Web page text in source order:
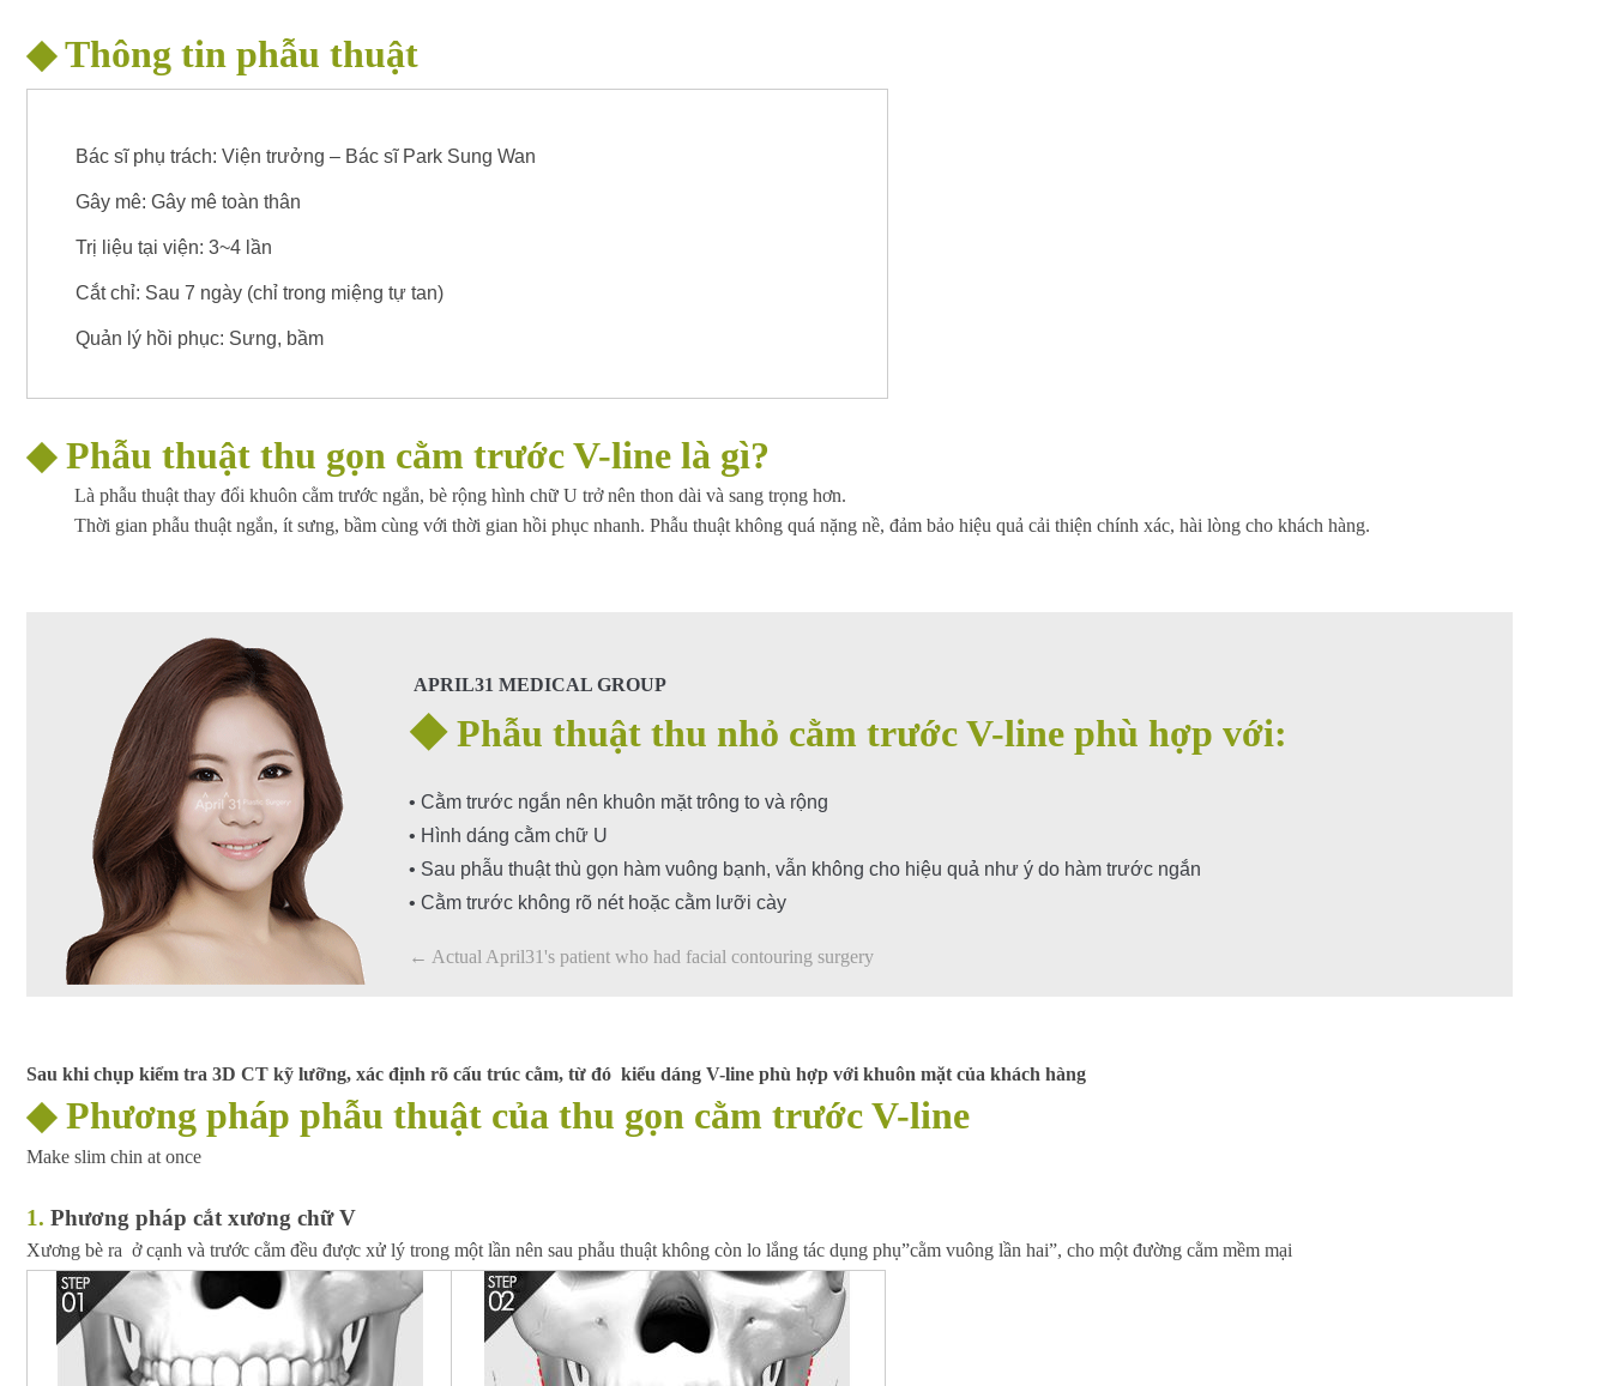
◆ Thông tin phẫu thuật
Bác sĩ phụ trách: Viện trưởng – Bác sĩ Park Sung Wan
Gây mê: Gây mê toàn thân
Trị liệu tại viện: 3~4 lần
Cắt chỉ: Sau 7 ngày (chỉ trong miệng tự tan)
Quản lý hồi phục: Sưng, bầm
◆Phẫu thuật thu gọn cằm trước V-line là gì?
Là phẫu thuật thay đổi khuôn cằm trước ngắn, bè rộng hình chữ U trở nên thon dài và sang trọng hơn.
Thời gian phẫu thuật ngắn, ít sưng, bầm cùng với thời gian hồi phục nhanh. Phẫu thuật không quá nặng nề, đảm bảo hiệu quả cải thiện chính xác, hài lòng cho khách hàng.
APRIL31 MEDICAL GROUP
◆Phẫu thuật thu nhỏ cằm trước V-line phù hợp với:
• Cằm trước ngắn nên khuôn mặt trông to và rộng
• Hình dáng cằm chữ U
• Sau phẫu thuật thù gọn hàm vuông bạnh, vẫn không cho hiệu quả như ý do hàm trước ngắn
• Cằm trước không rõ nét hoặc cằm lưỡi cày
← Actual April31's patient who had facial contouring surgery
Sau khi chụp kiểm tra 3D CT kỹ lưỡng, xác định rõ cấu trúc cằm, từ đó kiểu dáng V-line phù hợp với khuôn mặt của khách hàng
◆Phương pháp phẫu thuật của thu gọn cằm trước V-line
Make slim chin at once
1. Phương pháp cắt xương chữ V
Xương bè ra ở cạnh và trước cằm đều được xử lý trong một lần nên sau phẫu thuật không còn lo lắng tác dụng phụ”cằm vuông lần hai”, cho một đường cằm mềm mại